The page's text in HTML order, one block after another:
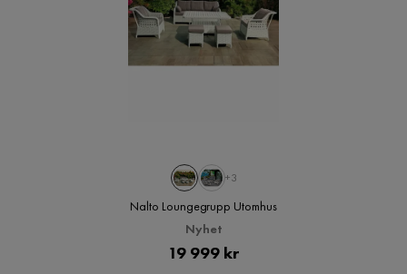
+3
Nalto Loungegrupp Utomhus
Nyhet
Pris
19 999 kr